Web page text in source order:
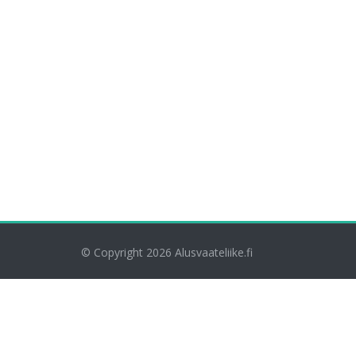
© Copyright 2026 Alusvaateliike.fi